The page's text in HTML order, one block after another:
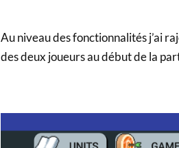
Au niveau des fonctionnalités j’ai
des deux joueurs au début de la